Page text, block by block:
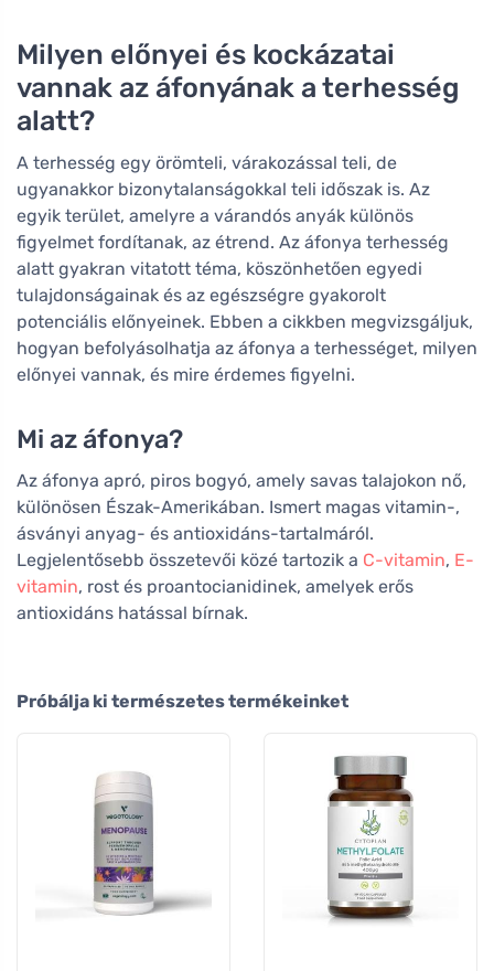
Milyen előnyei és kockázatai
vannak az áfonyának a terhesség
alatt?
A terhesség egy örömteli, várakozással teli, de
ugyanakkor bizonytalanságokkal teli időszak is. Az
egyik terület, amelyre a várandós anyák különös
figyelmet fordítanak, az étrend. Az áfonya terhesség
alatt gyakran vitatott téma, köszönhetően egyedi
tulajdonságainak és az egészségre gyakorolt
potenciális előnyeinek. Ebben a cikkben megvizsgáljuk,
hogyan befolyásolhatja az áfonya a terhességet, milyen
előnyei vannak, és mire érdemes figyelni.
Mi az áfonya?
Az áfonya apró, piros bogyó, amely savas talajokon nő,
különösen Észak-Amerikában. Ismert magas vitamin-,
ásványi anyag- és antioxidáns-tartalmáról.
Legjelentősebb összetevői közé tartozik a C-vitamin, E-
vitamin, rost és proantocianidinek, amelyek erős
antioxidáns hatással bírnak.
Próbálja ki természetes termékeinket